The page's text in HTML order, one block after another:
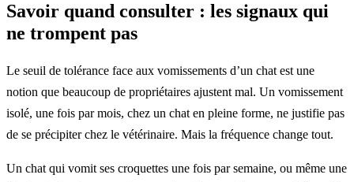
Savoir quand consulter : les signaux qui
ne trompent pas
Le seuil de tolérance face aux vomissements d’un chat est une
notion que beaucoup de propriétaires ajustent mal. Un vomissement
isolé, une fois par mois, chez un chat en pleine forme, ne justifie pas
de se précipiter chez le vétérinaire. Mais la fréquence change tout.
Un chat qui vomit ses croquettes une fois par semaine, ou même une